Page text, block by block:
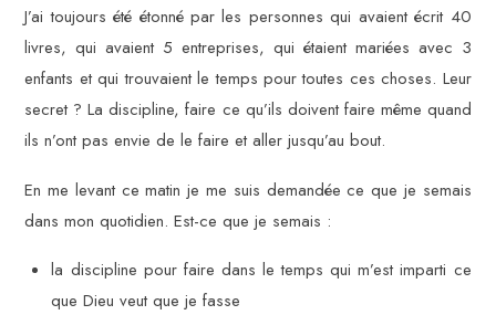
J’ai toujours été étonné par les personnes qui avaient écrit 40
livres, qui avaient 5 entreprises, qui étaient mariées avec 3
enfants et qui trouvaient le temps pour toutes ces choses. Leur
secret ? La discipline, faire ce qu’ils doivent faire même quand
ils n’ont pas envie de le faire et aller jusqu’au bout.
En me levant ce matin je me suis demandée ce que je semais
dans mon quotidien. Est-ce que je semais :
la discipline pour faire dans le temps qui m’est imparti ce
que Dieu veut que je fasse